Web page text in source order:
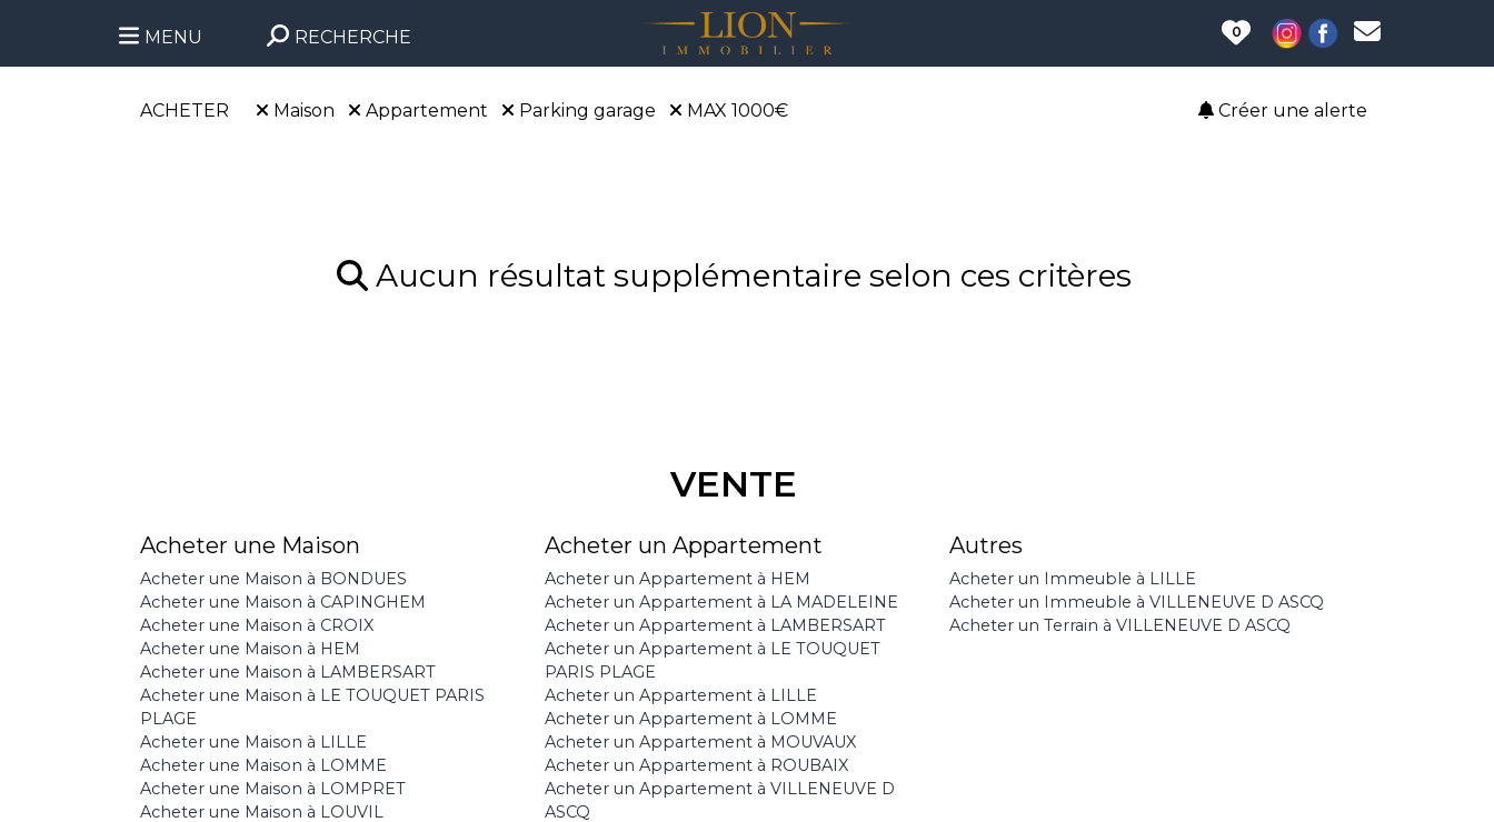
MENU RECHERCHE 0
Créer une alerte
ACHETER Maison Appartement Parking garage MAX 1000€
Aucun résultat supplémentaire selon ces critères
VENTE
Acheter une Maison
Acheter une Maison à BONDUES
Acheter une Maison à CAPINGHEM
Acheter une Maison à CROIX
Acheter une Maison à HEM
Acheter une Maison à LAMBERSART
Acheter une Maison à LE TOUQUET PARIS
PLAGE
Acheter une Maison à LILLE
Acheter une Maison à LOMME
Acheter une Maison à LOMPRET
Acheter une Maison à LOUVIL
Acheter un Appartement
Acheter un Appartement à HEM
Acheter un Appartement à LA MADELEINE
Acheter un Appartement à LAMBERSART
Acheter un Appartement à LE TOUQUET
PARIS PLAGE
Acheter un Appartement à LILLE
Acheter un Appartement à LOMME
Acheter un Appartement à MOUVAUX
Acheter un Appartement à ROUBAIX
Acheter un Appartement à VILLENEUVE D
ASCQ
Autres
Acheter un Immeuble à LILLE
Acheter un Immeuble à VILLENEUVE D ASCQ
Acheter un Terrain à VILLENEUVE D ASCQ